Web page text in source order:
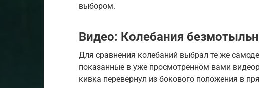
выбором.
Видео: Колебания
Для сравнения колебаний выбрал те же
показанные в уже просмотренном вами
кивка перевернул из бокового положения в